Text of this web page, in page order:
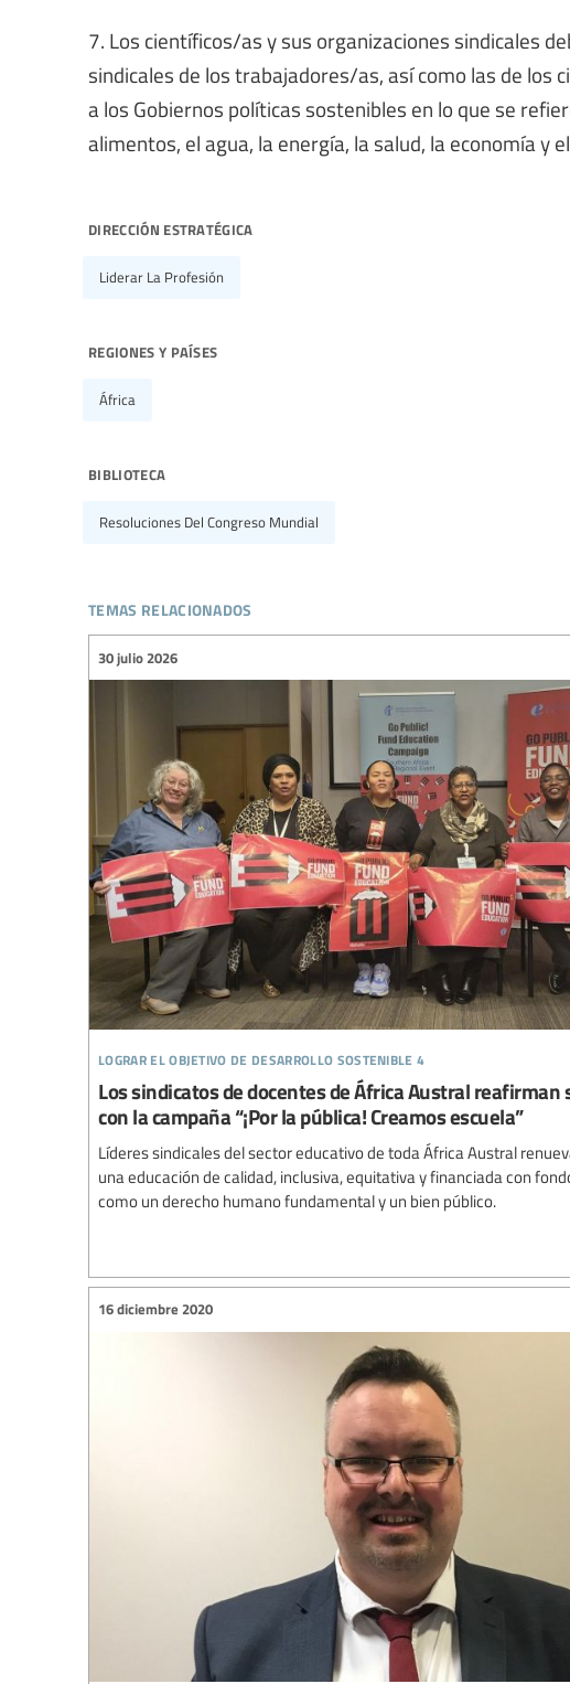
7. Los científicos/as y sus organizaciones sindicales
sindicales de los trabajadores/as, así como las de los
a los Gobiernos políticas sostenibles en lo que se
alimentos, el agua, la energía, la salud, la economía y
dirección estratégica
Liderar La Profesión
regiones y países
África
biblioteca
Resoluciones Del Congreso Mundial
temas relacionados
lograr el objetivo de desarrollo sostenible 4
30 julio 2026
Los sindicatos de docentes de África Austral reafirman
con la campaña “¡Por la pública! Creamos escuela”
Líderes sindicales del sector educativo de toda África Austral
una educación de calidad, inclusiva, equitativa y financiada con
como un derecho humano fundamental y un bien público.
16 diciembre 2020